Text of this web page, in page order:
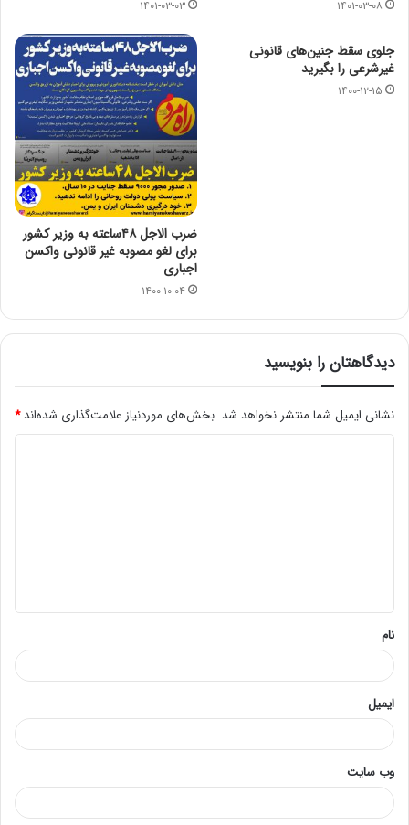
۱۴۰۱-۰۳-۰۸ ۱۴۰۱-۰۳-۰۳
جلوی سقط جنین‌های قانونی
غیرشرعی را بگیرید
۱۴۰۰-۱۲-۱۵
ضرب الاجل ۴۸ساعته به وزیر کشور
برای لغو مصوبه غیر قانونی واکسن
اجباری
۱۴۰۰-۱۰-۰۴
دیدگاهتان را بنویسید
نشانی ایمیل شما منتشر نخواهد شد. بخش‌های موردنیاز علامت‌گذاری شده‌اند*
*
نام
ایمیل
وب‌ سایت